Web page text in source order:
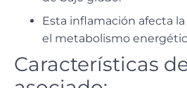
Esta inflamación afecta
el metabolismo
Características